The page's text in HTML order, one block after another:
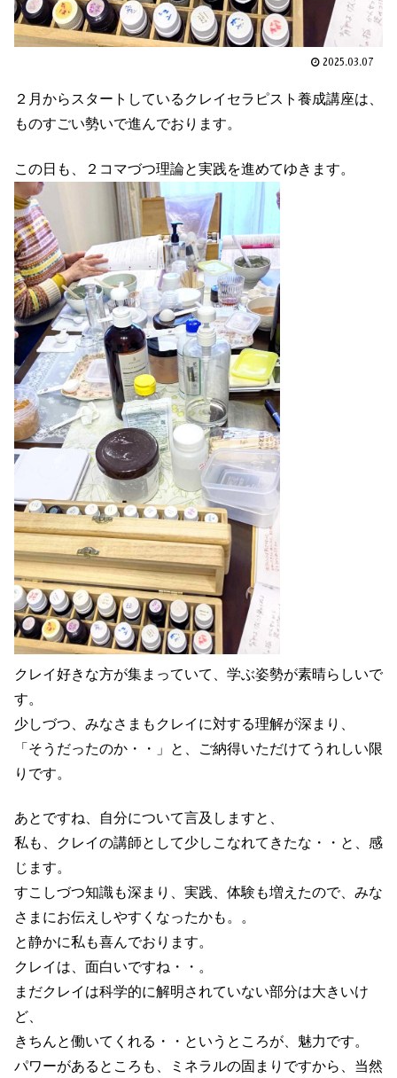
2025.03.07
２月からスタートしているクレイセラピスト養成講座は、
ものすごい勢いで進んでおります。
この日も、２コマづつ理論と実践を進めてゆきます。
クレイ好きな方が集まっていて、学ぶ姿勢が素晴らしいで
す。
少しづつ、みなさまもクレイに対する理解が深まり、
「そうだったのか・・」と、ご納得いただけてうれしい限
りです。
あとですね、自分について言及しますと、
私も、クレイの講師として少しこなれてきたな・・と、感
じます。
すこしづつ知識も深まり、実践、体験も増えたので、みな
さまにお伝えしやすくなったかも。。
と静かに私も喜んでおります。
クレイは、面白いですね・・。
まだクレイは科学的に解明されていない部分は大きいけ
ど、
きちんと働いてくれる・・というところが、魅力です。
パワーがあるところも、ミネラルの固まりですから、当然